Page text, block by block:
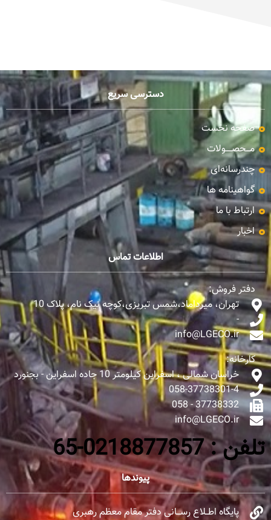
دسترسی سریع
صفحه نخست
مـــحصـــــولات
چندرسانه‌ای
گواهینامه ها
ارتباط با ما
اخبار
اطلاعات تماس
دفتر فروش:
تهران، میرداماد،شمس تبریزی،کوچه نیک نام، پلاک 10
-
info@LGECO.ir
کارخانه:
خراسان شمالی ، اسفراین کیلومتر 10 جاده اسفراین - بجنورد
058-37738301-4
37738332 - 058
info@LGECO.ir
تلفن : 0218877857-65
پیوندها
پایگاه اطــلاع رســـانی دفتر مقام معظم رهبری